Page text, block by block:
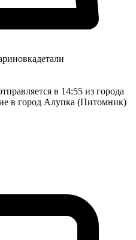
детали
в 14:55 из города
в город Алупка (Питомник)